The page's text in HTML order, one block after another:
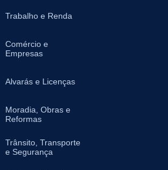
Trabalho e Renda
Comércio e
Empresas
Alvarás e Licenças
Moradia, Obras e
Reformas
Trânsito, Transporte
e Segurança